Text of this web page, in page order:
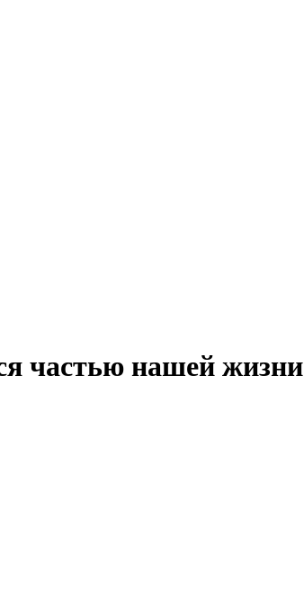
частью нашей жизни